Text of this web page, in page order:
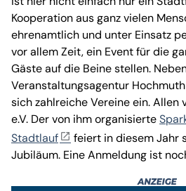
Kooperation aus ganz vielen
ehrenamtlich und unter Einsatz
vor allem Zeit, ein Event für die
Gäste auf die Beine stellen.
Veranstaltungsagentur
sich zahlreiche Vereine ein. Allen
e.V. Der von ihm organisierte
Stadtlauf
feiert in diesem Jahr
Jubiläum. Eine Anmeldung ist